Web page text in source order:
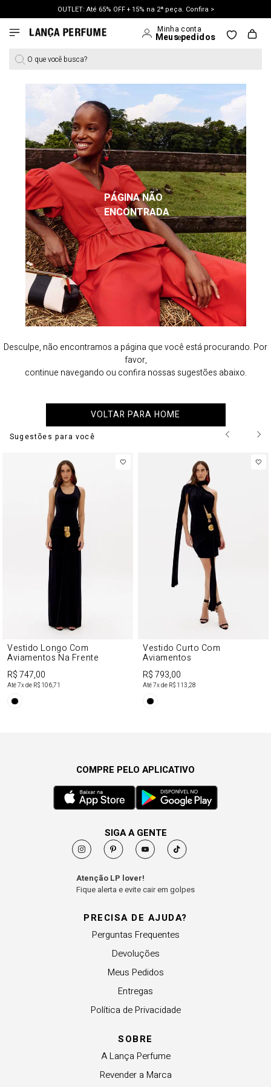
OUTLET: Até 65% OFF + 15% na 2ª peça. Confira >
LANÇAMENTO PRIMAVERA 27. Clique e aproveite.
O que você busca?
PÁGINA NÃO
ENCONTRADA
Desculpe, não encontramos a página que você está procurando. Por
favor,
continue navegando ou confira nossas sugestões abaixo.
VOLTAR PARA HOME
Sugestões para você
Vestido Longo Com
Aviamentos Na Frente
R$ 747,00
Até7x de R$ 106,71
Vestido Curto Com
Aviamentos
R$ 793,00
Até7x de R$ 113,28
PRECISA DE AJUDA?
Perguntas Frequentes
Devoluções
Meus Pedidos
Entregas
Política de Privacidade
SOBRE
A Lança Perfume
Revender a Marca
COMPRE PELO APLICATIVO
SIGA A GENTE
Atenção LP lover!
Fique alerta e evite cair em golpes